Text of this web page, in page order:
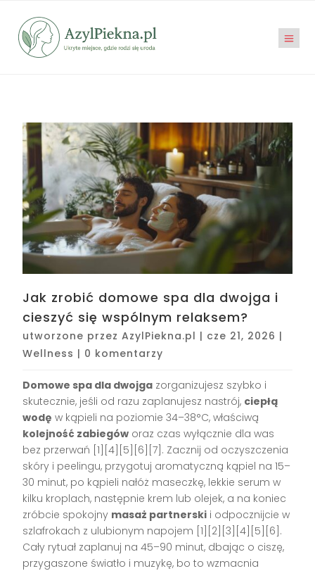
Jak zrobić domowe spa dla dwojga i
cieszyć się wspólnym relaksem?
utworzone przezAzylPiekna.pl | cze 21, 2026 |
Wellness | 0 komentarzy
Domowe spa dla dwojga zorganizujesz szybko i
skutecznie, jeśli od razu zaplanujesz nastrój, ciepłą
wodę w kąpieli na poziomie 34–38°C, właściwą
kolejność zabiegów oraz czas wyłącznie dla was
bez przerwań [1][4][5][6][7]. Zacznij od oczyszczenia
skóry i peelingu, przygotuj aromatyczną kąpiel na 15–
30 minut, po kąpieli nałóż maseczkę, lekkie serum w
kilku kroplach, następnie krem lub olejek, a na koniec
zróbcie spokojny masaż partnerski i odpocznijcie w
szlafrokach z ulubionym napojem [1][2][3][4][5][6].
Cały rytuał zaplanuj na 45–90 minut, dbając o ciszę,
przygaszone światło i muzykę, bo to wzmacnia